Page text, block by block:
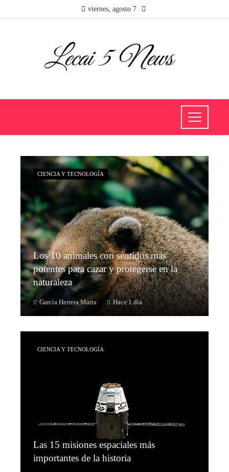
viernes, agosto 7
CIENCIA Y TECNOLOGÍA
Los 10 animales con sentidos más
potentes para cazar y protegerse en la
naturaleza
García Herrera Marta Hace 1 día
CIENCIA Y TECNOLOGÍA
Las 15 misiones espaciales más
importantes de la historia